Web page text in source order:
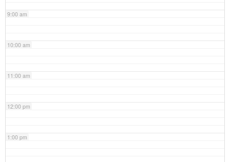
9:00 am
10:00 am
11:00 am
12:00 pm
1:00 pm